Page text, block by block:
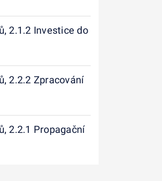
2.1.2 Investice do
2.2.2 Zpracování
2.2.1 Propagační